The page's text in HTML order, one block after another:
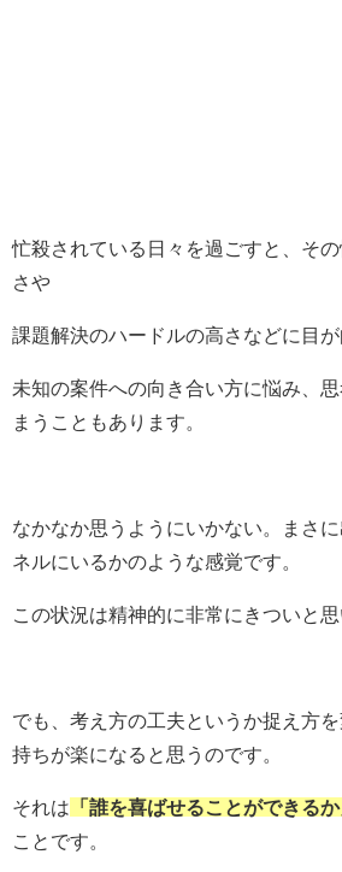
忙殺されている日々を過ごすと、そ
さや
課題解決のハードルの高さなどに目が
未知の案件への向き合い方に悩み、思
まうこともあります。
なかなか思うようにいかない。まさ
ネルにいるかのような感覚です。
この状況は精神的に非常にきついと思
でも、考え方の工夫というか捉え方
持ちが楽になると思うのです。
それは 「誰を喜ばせることができる
ことです。